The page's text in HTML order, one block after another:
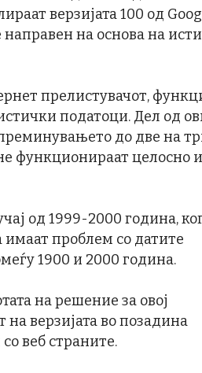
верзијата 100 од
направен на основа на
прелистувачот,
податоци. Дел од
до две на
функционираат целосно
од 1999-2000 година,
проблем со датите
1900 и 2000 година.
на решение за овој
на верзијата во позадина
веб страните.